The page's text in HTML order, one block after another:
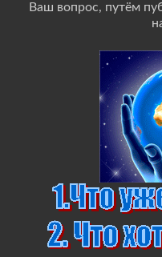
Ваш вопрос, путём